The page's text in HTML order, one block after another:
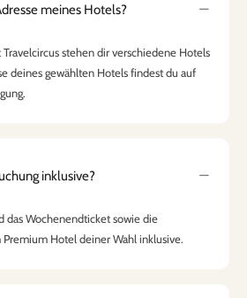
meines Hotels?
stehen dir verschiedene Hotels
deines gewählten Hotels findest du auf
inklusive?
das Wochenendticket sowie die
Hotel deiner Wahl inklusive.